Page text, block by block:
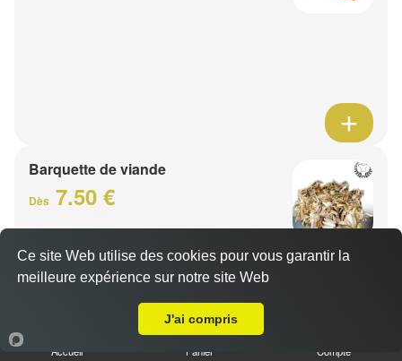
Barquette de viande
Dès 7.50 €
1 viande au choix
Accueil Panier Compte
Ce site Web utilise des cookies pour vous garantir la
meilleure expérience sur notre site Web
J'ai compris